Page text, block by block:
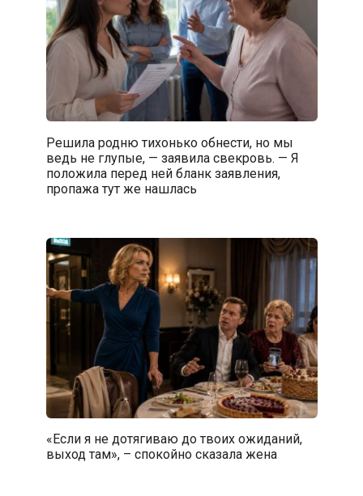
Решила родню тихонько обнести, но мы
ведь не глупые, — заявила свекровь. — Я
положила перед ней бланк заявления,
пропажа тут же нашлась
«Если я не дотягиваю до твоих ожиданий,
выход там», – спокойно сказала жена